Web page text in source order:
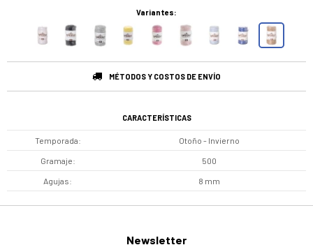
Variantes:
MÉTODOS Y COSTOS DE ENVÍO
CARACTERÍSTICAS
Temporada Otoño - Invierno
Gramaje 500
Agujas 8 mm
Newsletter